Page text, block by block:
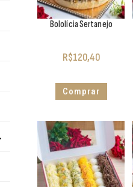
Bololícia Sertanejo
R$120,40
Comprar